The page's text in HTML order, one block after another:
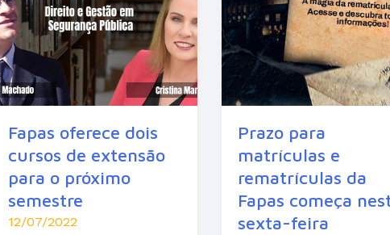
Fapas oferece dois
cursos de extensão
para o próximo
semestre
12/07/2022
Prazo para
matrículas e
rematrículas da
Fapas começa
sexta-feira